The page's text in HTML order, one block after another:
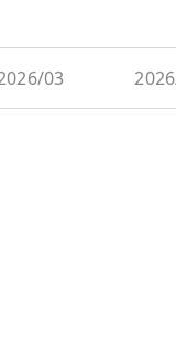
03